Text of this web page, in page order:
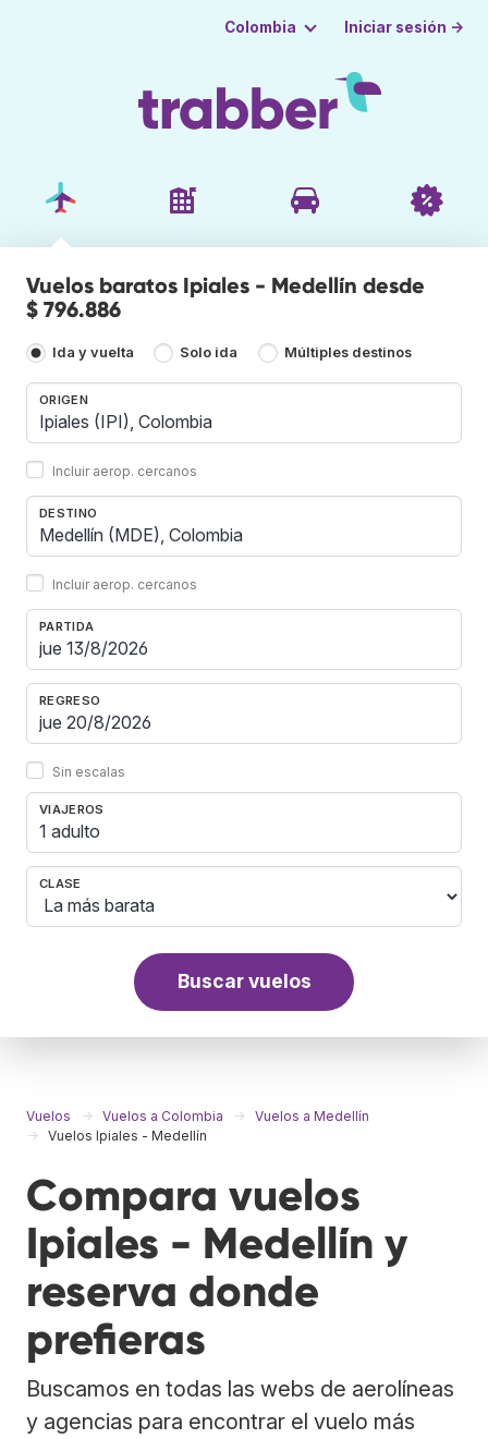
Colombia Iniciar sesión →
Vuelos baratos Ipiales - Medellín desde
$ 796.886
Ida y vuelta Solo ida Múltiples destinos
ORIGEN
Incluir aerop. cercanos
DESTINO
Incluir aerop. cercanos
PARTIDA
REGRESO
Sin escalas
VIAJEROS
1 adulto
CLASE
Buscar vuelos
Vuelos Vuelos a Colombia
Vuelos a Medellín
Vuelos Ipiales - Medellín
Compara vuelos
Ipiales - Medellín y
reserva donde
prefieras
Buscamos en todas las webs de aerolíneas
y agencias para encontrar el vuelo más